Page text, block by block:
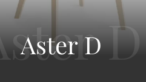
Aster D